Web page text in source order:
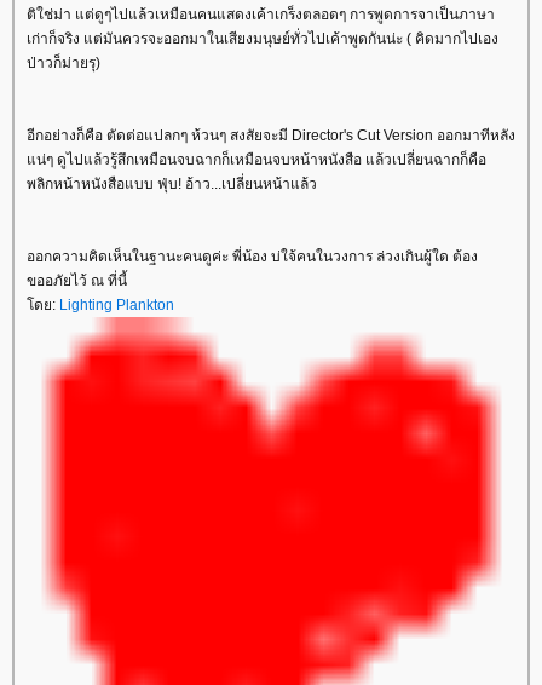
ติใช่ม่า แต่ดูๆไปแล้วเหมือนคนแสดงเค้าเกร็งตลอดๆ การพูดการจาเป็นภาษา
เก่าก็จริง แต่มันควรจะออกมาในเสียงมนุษย์ทั่วไปเค้าพูดกันน่ะ ( คิดมากไปเอง
ป่าวก็ม่ายรุ)
อีกอย่างก็คือ ตัดต่อแปลกๆ ห้วนๆ สงสัยจะมี Director's Cut Version ออกมาทีหลัง
น่ๆ ดูไปแล้วรู้สึกเหมือนจบฉากก็เหมือนจบหน้าหนังสือ แล้วเปลี่ยนฉากก็คือ
พลิกหน้าหนังสือแบบ ฟุ่บ! อ้าว...เปลี่ยนหน้าแล้ว
ออกความคิดเห็นในฐานะคนดูค่ะ พี่น้อง บ่ใจ้คนในวงการ ล่วงเกินผู้ใด ต้อง
ขออภัยไว้ ณ ที่นี้
ดย: Lighting Plankton